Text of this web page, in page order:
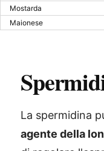
Mostarda
Maionese
La spermidina
agente della